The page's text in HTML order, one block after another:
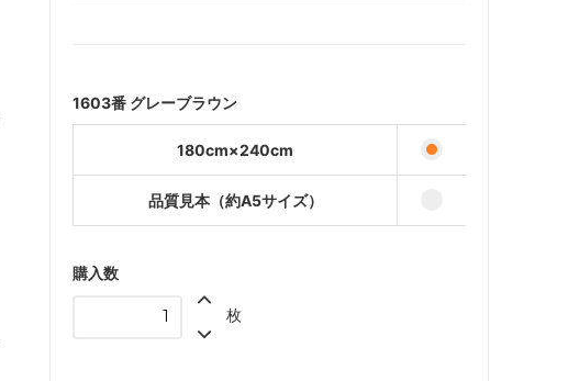
1603番 グレーブラウン
180cm×240cm
品質見本（約A5サイズ）
購入数
枚